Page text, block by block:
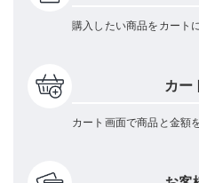
購入したい商品をカート
カー
カート画面で商品と金額